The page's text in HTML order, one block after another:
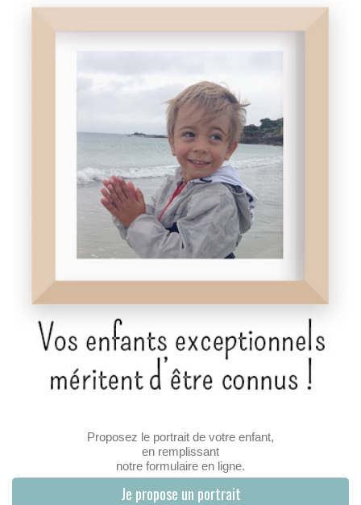
Proposez le portrait de votre enfant,
en remplissant
notre formulaire en ligne.
Je propose un portrait